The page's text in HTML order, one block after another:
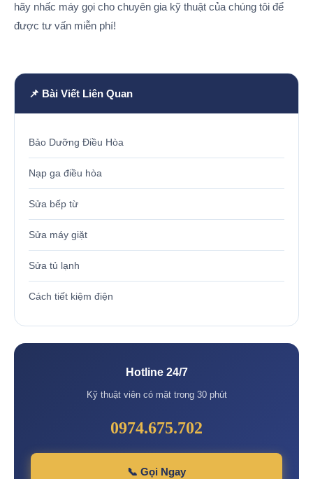
hãy nhấc máy gọi cho chuyên gia kỹ thuật của chúng tôi để
được tư vấn miễn phí!
📌 Bài Viết Liên Quan
Bảo Dưỡng Điều Hòa
Nạp ga điều hòa
Sửa bếp từ
Sửa máy giặt
Sửa tủ lạnh
Cách tiết kiệm điện
Hotline 24/7
Kỹ thuật viên có mặt trong 30 phút
0974.675.702
📞 Gọi Ngay